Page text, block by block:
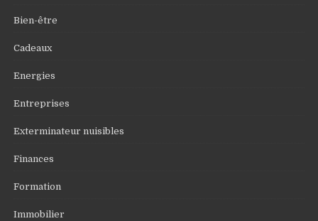
Bien-être
Cadeaux
Energies
Entreprises
Exterminateur nuisibles
Finances
Formation
Immobilier